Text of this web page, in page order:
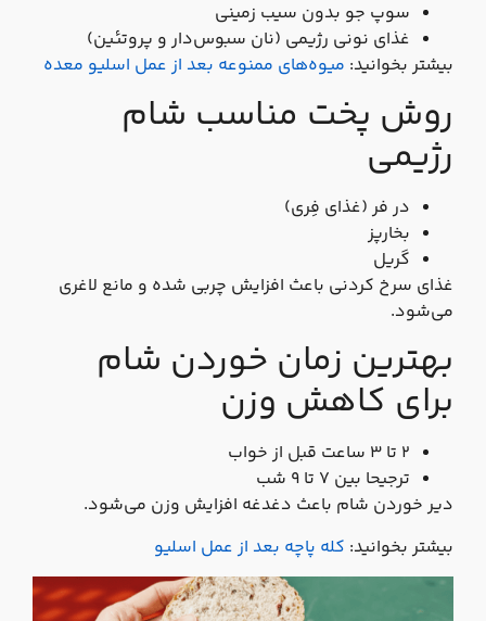
سوپ جو بدون سیب‌ زمینی
غذای نونی رژیمی (نان سبوس‌دار و پروتئین)
بیشتر بخوانید:میوه‌های ممنوعه بعد از عمل اسلیو معده
روش پخت مناسب شام
رژیمی
در فر (غذای فِری)
بخارپز
گریل
غذای سرخ‌ کردنی باعث افزایش چربی شده و مانع لاغری
می‌شود.
بهترین زمان خوردن شام
برای کاهش وزن
۲ تا ۳ ساعت قبل از خواب
ترجیحا بین ۷ تا ۹ شب
دیر خوردن شام باعث دغدغه افزایش وزن می‌شود.
بیشتر بخوانید:کله‌ پاچه بعد از عمل اسلیو